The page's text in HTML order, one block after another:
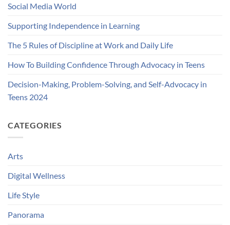
Social Media World
Supporting Independence in Learning
The 5 Rules of Discipline at Work and Daily Life
How To Building Confidence Through Advocacy in Teens
Decision-Making, Problem-Solving, and Self-Advocacy in
Teens 2024
CATEGORIES
Arts
Digital Wellness
Life Style
Panorama